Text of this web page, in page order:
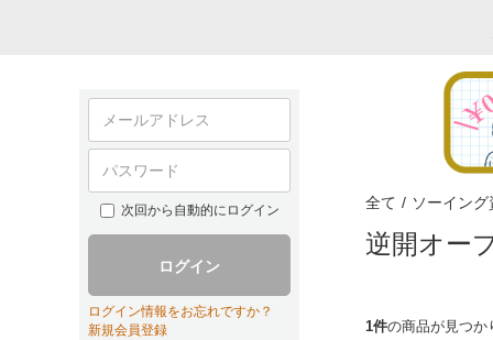
次回から自動的にログイン
ログイン
ログイン情報をお忘れですか？
新規会員登録
全て / ソーイング
逆開オー
1件の商品が見つか